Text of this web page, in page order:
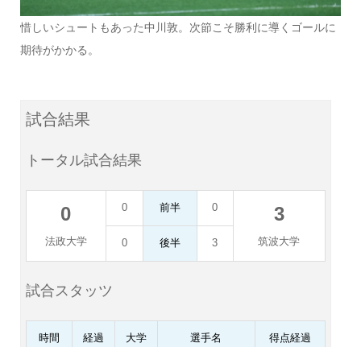
惜しいシュートもあった中川敦。次節こそ勝利に導くゴールに
期待がかかる。
試合結果
トータル試合結果
0
法政大学
0 前半 0 3
筑波大学
0 後半 3
試合スタッツ
時間 経過 大学 選手名 得点経過